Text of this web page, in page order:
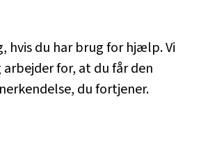
hvis du har brug for hjælp. Vi
for, at du får den
du fortjener.